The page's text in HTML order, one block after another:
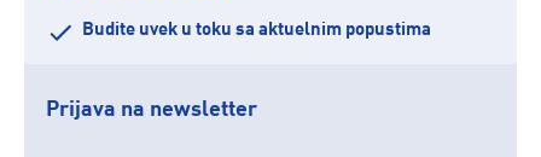
Budite uvek u toku sa aktuelnim popustima
Prijava na newsletter